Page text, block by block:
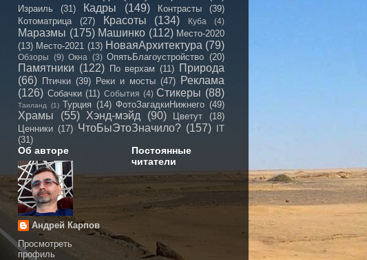
Израиль
(31) Кадры (149) Контрасты
(39)
Котоматрица
(27) Красоты (134) Куба (4)
Маразмы (175) Машинко (112) Место-2020
(13) Место-2021 (13) НоваяАрхитектура (79)
Обзоры (9) Окна (3) ОпятьБлагоустройство (20)
Памятники (122) По верхам (11) Природа
(66) Птички (39) Реки и мосты (47) Реклама
(126) Собачки (11) События (4) Стикеры (88)
Таиланд (1) Турция (14) ФотоЗагадкиНижнего (49)
Храмы (55) Хэнд-мэйд (90) Цветут
(18)
Ценники (17) ЧтоБыЭтоЗначило? (157)
IT
(31)
Об авторе
Андрей Карпов
Просмотреть
профиль
Постоянные
читатели